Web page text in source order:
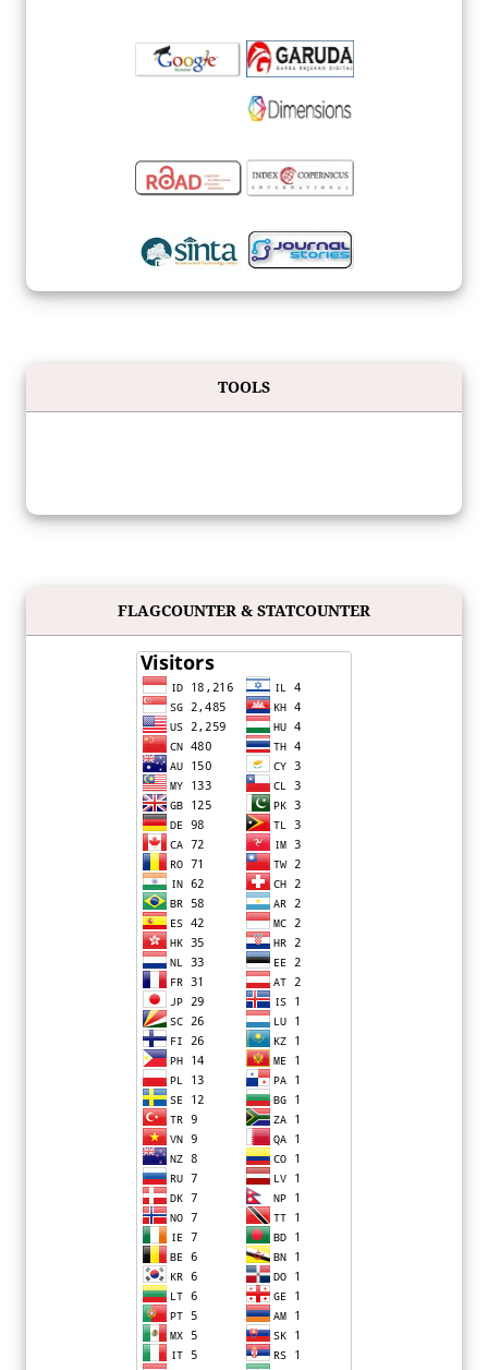
TOOLS
FLAGCOUNTER & STATCOUNTER